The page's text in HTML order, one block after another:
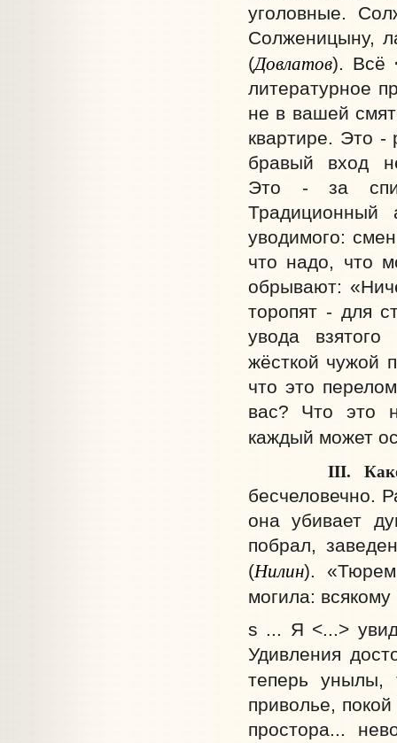
уголовные.
Солженицыну,
(Довлатов). Всё
литературное
не в вашей
квартире. Это -
бравый вход
Это - за
уводимого:
чтo надо, чтo
обрывают:
торопят - для
увода взятого
жёсткой чужой
что это
вас? Что это
каждый может
III.
бесчеловечно.
она убивает
побрал,
(Нилин).
могила:
s ... Я <...>
Удивления
теперь
приволье,
простора...